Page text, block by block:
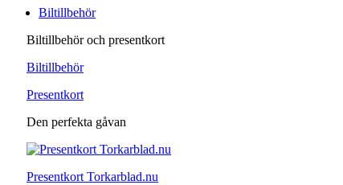
Biltillbehör
Biltillbehör och presentkort
Biltillbehör
Presentkort
Den perfekta gåvan
Presentkort Torkarblad.nu